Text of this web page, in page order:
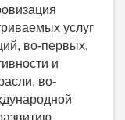
услуг
во-первых,
и
во-